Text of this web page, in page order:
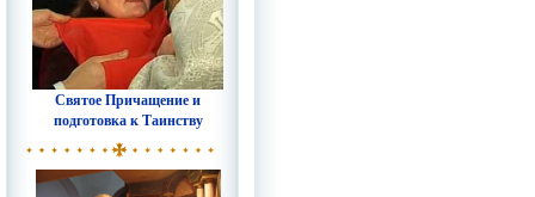
Святое Причащение и
подготовка к Таинству